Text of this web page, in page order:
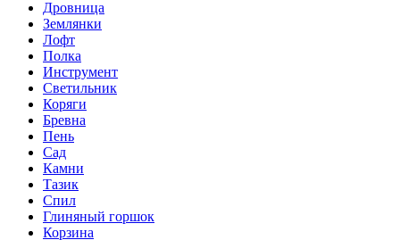
Дровница
Землянки
Лофт
Полка
Инструмент
Светильник
Коряги
Бревна
Пень
Сад
Камни
Тазик
Спил
Глиняный горшок
Корзина